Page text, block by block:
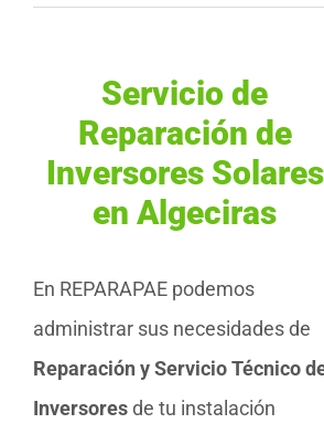
Servicio de
Reparación de
Inversores Solares
en Algeciras
En REPARAPAE podemos
administrar sus necesidades de
Reparación y Servicio Técnico
Inversoresde tu instalación